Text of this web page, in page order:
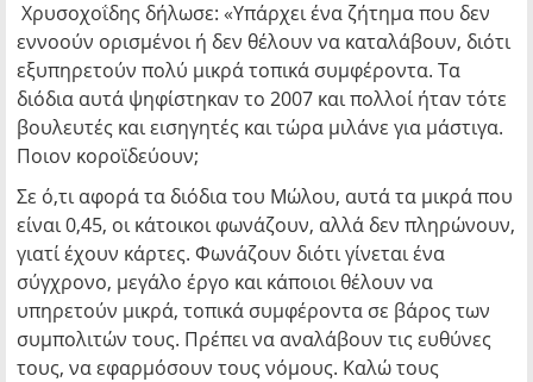
Χρυσοχοΐδης δήλωσε: «Υπάρχει ένα ζήτημα που δεν
εννοούν ορισμένοι ή δεν θέλουν να καταλάβουν, διότι
εξυπηρετούν πολύ μικρά τοπικά συμφέροντα. Τα
διόδια αυτά ψηφίστηκαν το 2007 και πολλοί ήταν τότε
βουλευτές και εισηγητές και τώρα μιλάνε για μάστιγα.
Ποιον κοροϊδεύουν;
Σε ό,τι αφορά τα διόδια του Μώλου, αυτά τα μικρά που
είναι 0,45, οι κάτοικοι φωνάζουν, αλλά δεν πληρώνουν,
γιατί έχουν κάρτες. Φωνάζουν διότι γίνεται ένα
σύγχρονο, μεγάλο έργο και κάποιοι θέλουν να
υπηρετούν μικρά, τοπικά συμφέροντα σε βάρος των
συμπολιτών τους. Πρέπει να αναλάβουν τις ευθύνες
τους, να εφαρμόσουν τους νόμους. Καλώ τους